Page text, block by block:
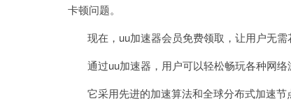
卡顿问题。
现在，uu加速器会员免费领取，让用户无需
通过uu加速器，用户可以轻松畅玩各种网络
它采用先进的加速算法和全球分布式加速节